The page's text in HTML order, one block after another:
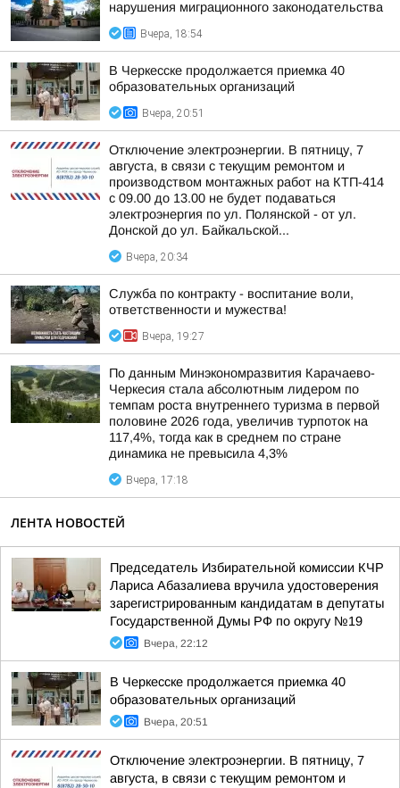
нарушения миграционного законодательства
Вчера, 18:54
В Черкесске продолжается приемка 40
образовательных организаций
Вчера, 20:51
Отключение электроэнергии. В пятницу, 7
августа, в связи с текущим ремонтом и
производством монтажных работ на КТП-414
с 09.00 до 13.00 не будет подаваться
электроэнергия по ул. Полянской - от ул.
Донской до ул. Байкальской...
Вчера, 20:34
Служба по контракту - воспитание воли,
ответственности и мужества!
Вчера, 19:27
По данным Минэкономразвития Карачаево-
Черкесия стала абсолютным лидером по
темпам роста внутреннего туризма в первой
половине 2026 года, увеличив турпоток на
117,4%, тогда как в среднем по стране
динамика не превысила 4,3%
Вчера, 17:18
ЛЕНТА НОВОСТЕЙ
Председатель Избирательной комиссии КЧР
Лариса Абазалиева вручила удостоверения
зарегистрированным кандидатам в депутаты
Государственной Думы РФ по округу №19
Вчера, 22:12
В Черкесске продолжается приемка 40
образовательных организаций
Вчера, 20:51
Отключение электроэнергии. В пятницу, 7
августа, в связи с текущим ремонтом и